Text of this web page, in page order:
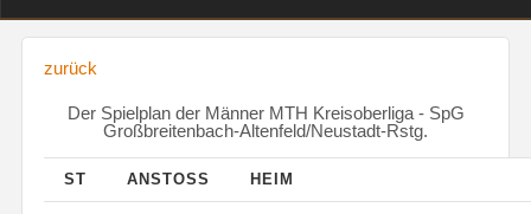
zurück
Der Spielplan der Männer MTH Kreisoberliga - SpG
Großbreitenbach-Altenfeld/Neustadt-Rstg.
ST ANSTOSS HEIM